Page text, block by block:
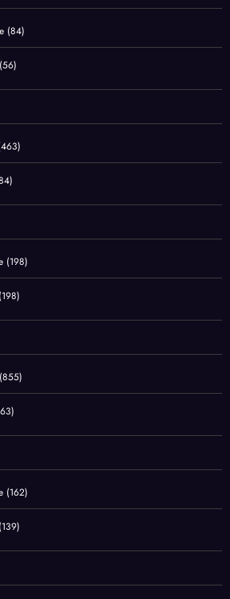
(84)
(56)
(198)
(198)
(855)
(162)
(139)